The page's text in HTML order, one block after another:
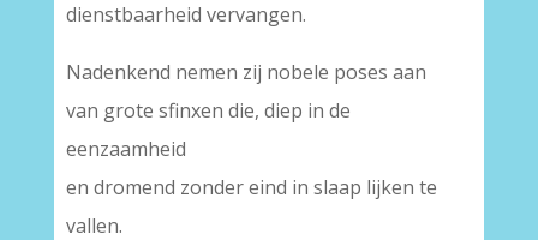
dienstbaarheid vervangen.
Nadenkend nemen zij nobele poses aan
van grote sfinxen die, diep in de
eenzaamheid
en dromend zonder eind in slaap lijken te
vallen.